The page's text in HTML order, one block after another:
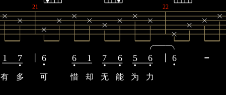
1 7
有 多
21
6 6 1 7 6 5 6
可 惜 却 无 能 为 力
22
6